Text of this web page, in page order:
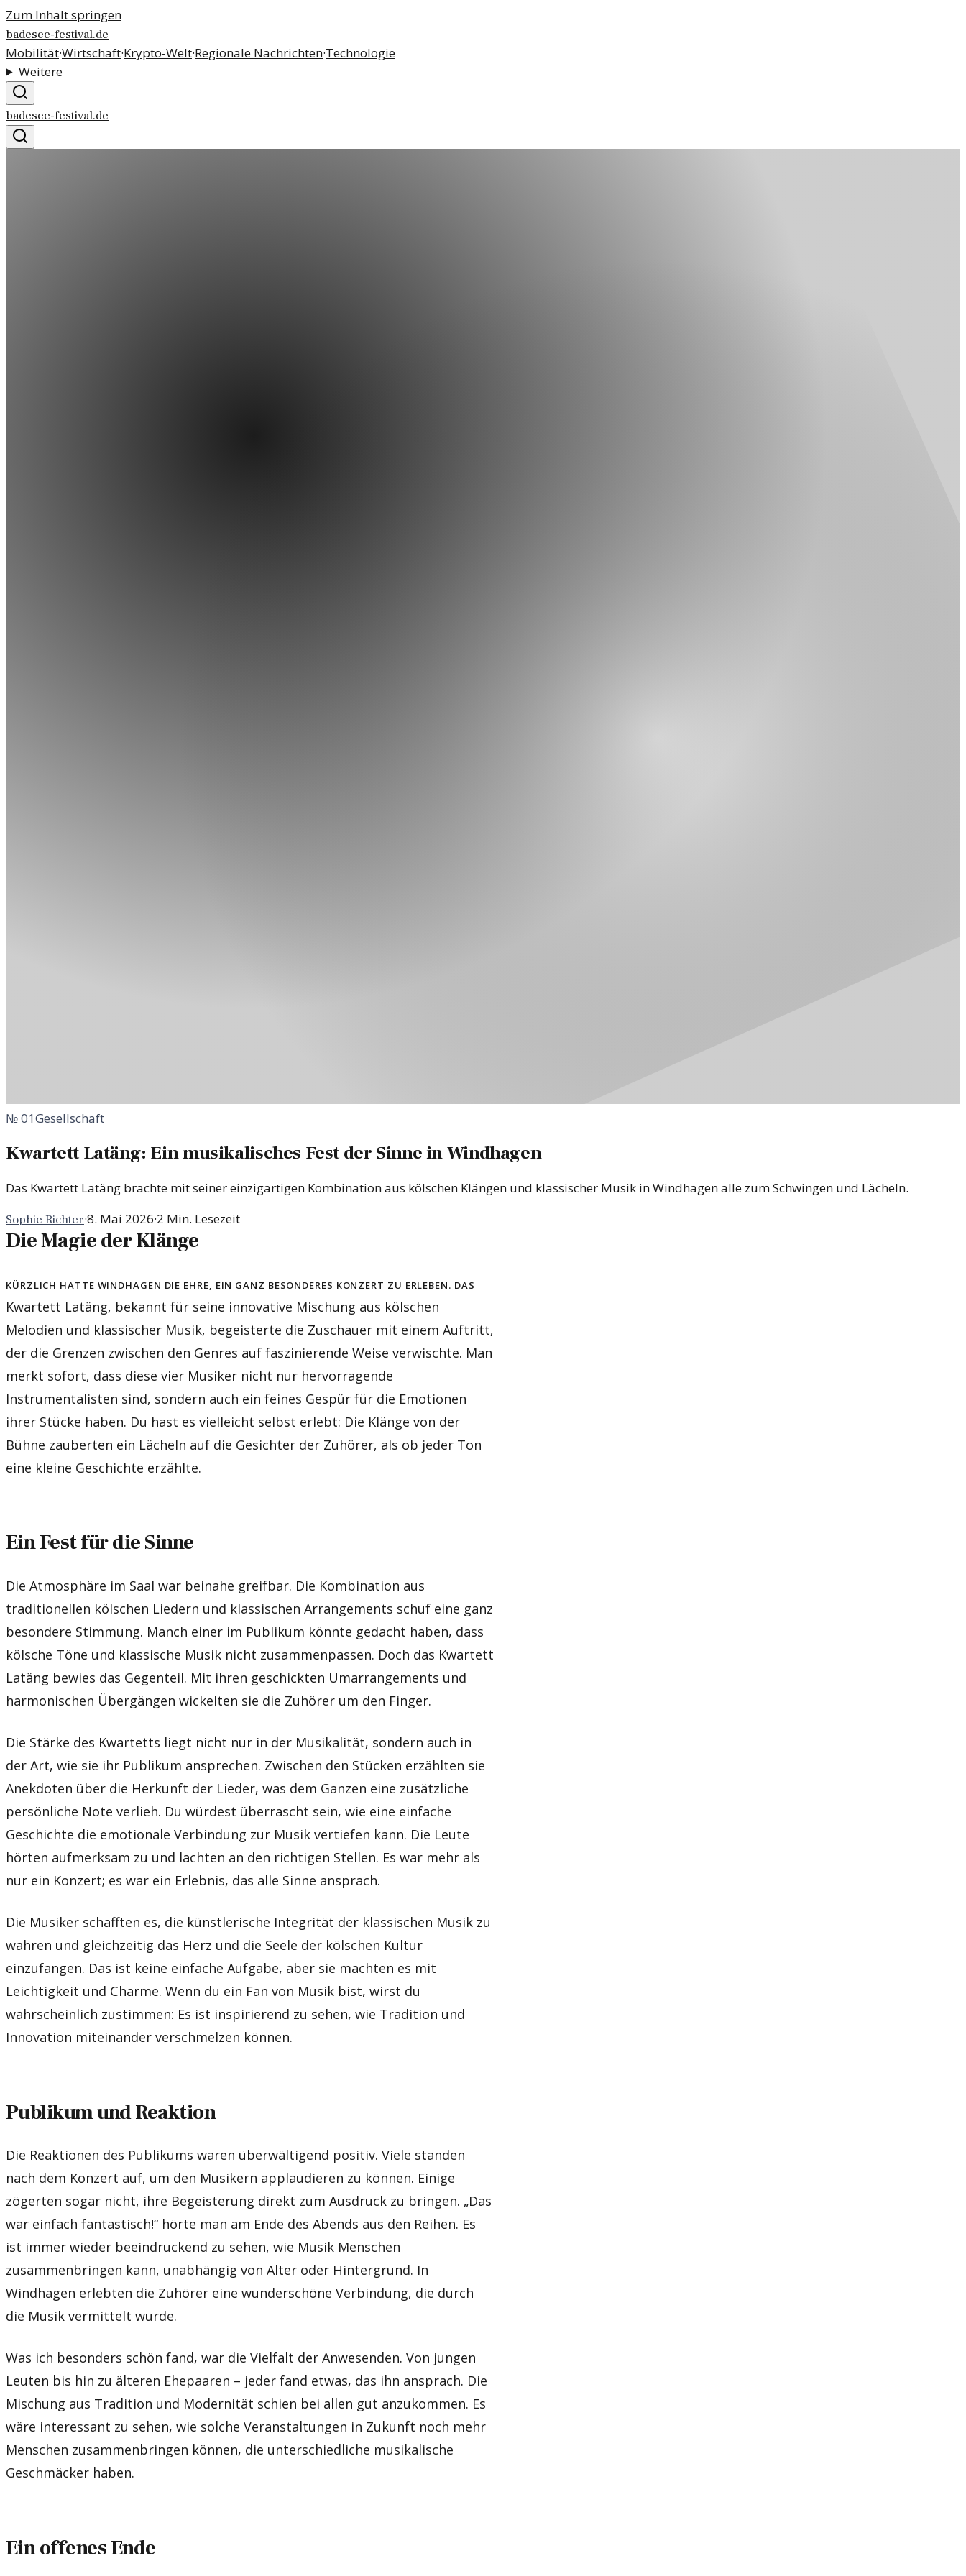
Zum Inhalt springen
badesee-festival.de
Mobilität·Wirtschaft·Krypto-Welt·Regionale Nachrichten·Technologie
Weitere
badesee-festival.de
№01Gesellschaft
Kwartett Latäng: Ein musikalisches Fest der Sinne in Windhagen
Das Kwartett Latäng brachte mit seiner einzigartigen Kombination aus kölschen Klängen und klassischer Musik in Windhagen alle zum Schwingen und Lächeln.
Sophie Richter·8. Mai 2026·2 Min. Lesezeit
Die Magie der Klänge
Kürzlich hatte Windhagen die Ehre, ein ganz besonderes Konzert zu erleben. Das
Kwartett Latäng, bekannt für seine innovative Mischung aus kölschen
Melodien und klassischer Musik, begeisterte die Zuschauer mit einem Auftritt,
der die Grenzen zwischen den Genres auf faszinierende Weise verwischte. Man
merkt sofort, dass diese vier Musiker nicht nur hervorragende
Instrumentalisten sind, sondern auch ein feines Gespür für die Emotionen
ihrer Stücke haben. Du hast es vielleicht selbst erlebt: Die Klänge von der
Bühne zauberten ein Lächeln auf die Gesichter der Zuhörer, als ob jeder Ton
eine kleine Geschichte erzählte.
Ein Fest für die Sinne
Die Atmosphäre im Saal war beinahe greifbar. Die Kombination aus
traditionellen kölschen Liedern und klassischen Arrangements schuf eine ganz
besondere Stimmung. Manch einer im Publikum könnte gedacht haben, dass
kölsche Töne und klassische Musik nicht zusammenpassen. Doch das Kwartett
Latäng bewies das Gegenteil. Mit ihren geschickten Umarrangements und
harmonischen Übergängen wickelten sie die Zuhörer um den Finger.
Die Stärke des Kwartetts liegt nicht nur in der Musikalität, sondern auch in
der Art, wie sie ihr Publikum ansprechen. Zwischen den Stücken erzählten sie
Anekdoten über die Herkunft der Lieder, was dem Ganzen eine zusätzliche
persönliche Note verlieh. Du würdest überrascht sein, wie eine einfache
Geschichte die emotionale Verbindung zur Musik vertiefen kann. Die Leute
hörten aufmerksam zu und lachten an den richtigen Stellen. Es war mehr als
nur ein Konzert; es war ein Erlebnis, das alle Sinne ansprach.
Die Musiker schafften es, die künstlerische Integrität der klassischen Musik zu
wahren und gleichzeitig das Herz und die Seele der kölschen Kultur
einzufangen. Das ist keine einfache Aufgabe, aber sie machten es mit
Leichtigkeit und Charme. Wenn du ein Fan von Musik bist, wirst du
wahrscheinlich zustimmen: Es ist inspirierend zu sehen, wie Tradition und
Innovation miteinander verschmelzen können.
Publikum und Reaktion
Die Reaktionen des Publikums waren überwältigend positiv. Viele standen
nach dem Konzert auf, um den Musikern applaudieren zu können. Einige
zögerten sogar nicht, ihre Begeisterung direkt zum Ausdruck zu bringen. „Das
war einfach fantastisch!“ hörte man am Ende des Abends aus den Reihen. Es
ist immer wieder beeindruckend zu sehen, wie Musik Menschen
zusammenbringen kann, unabhängig von Alter oder Hintergrund. In
Windhagen erlebten die Zuhörer eine wunderschöne Verbindung, die durch
die Musik vermittelt wurde.
Was ich besonders schön fand, war die Vielfalt der Anwesenden. Von jungen
Leuten bis hin zu älteren Ehepaaren – jeder fand etwas, das ihn ansprach. Die
Mischung aus Tradition und Modernität schien bei allen gut anzukommen. Es
wäre interessant zu sehen, wie solche Veranstaltungen in Zukunft noch mehr
Menschen zusammenbringen können, die unterschiedliche musikalische
Geschmäcker haben.
Ein offenes Ende